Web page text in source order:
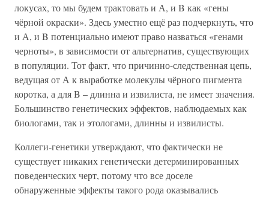
локусах, то мы будем трактовать и А, и B как «гены
чёрной окраски». Здесь уместно ещё раз подчеркнуть, что
и А, и B потенциально имеют право назваться «генами
черноты», в зависимости от альтернатив, существующих
в популяции. Тот факт, что причинно-следственная цепь,
ведущая от А к выработке молекулы чёрного пигмента
коротка, а для B – длинна и извилиста, не имеет значения.
Большинство генетических эффектов, наблюдаемых как
биологами, так и этологами, длинны и извилисты.
Коллеги-генетики утверждают, что фактически не
существует никаких генетически детерминированных
поведенческих черт, потому что все доселе
обнаруженные эффекты такого рода оказывались